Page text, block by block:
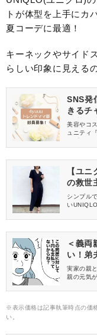
トが体型を上手にカ
夏コーデに最適！
キーネックやサイド
らしい印象に見える
SNS発
きるチ
員募集
美容やコ
ュニティ
信してく
【ユ
の救世
シンプル
い
かりなの
＜義両
い！弟
実家の親
親の元気
※表示価格は記事執筆時点の価
い。